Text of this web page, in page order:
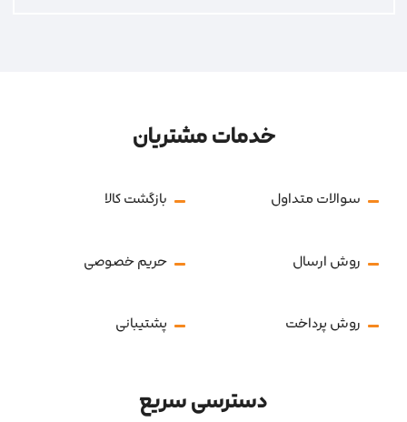
خدمات مشتریان
سوالات متداول بازگشت کالا
روش ارسال حریم خصوصی
روش پرداخت پشتیبانی
دسترسی سریع